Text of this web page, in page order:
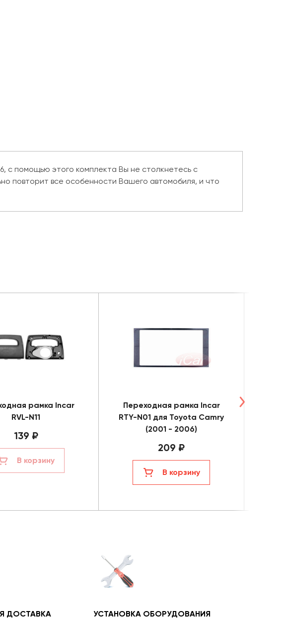
с помощью этого комплекта Вы не столкнетесь с
повторит все особенности Вашего автомобиля, и что
рамка Incar
RVL-N11
139 ₽
В корзину
Переходная рамка Incar
RTY-N01 для Toyota Camry
(2001 - 2006)
209 ₽
В корзину
ДОСТАВКА УСТАНОВКА ОБОРУДОВАНИЯ